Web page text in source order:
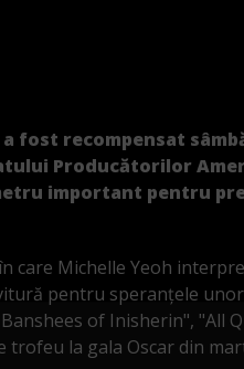
fost recompensat
Producătorilor
important pentru
care Michelle Yeoh
pentru speranţele
of Inisherin", "All
trofeu la gala Oscar din